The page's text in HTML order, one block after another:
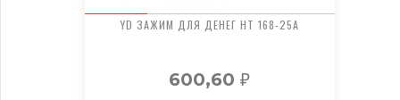
YD ЗАЖИМ ДЛЯ ДЕНЕГ HT 168-25A
600,60₽